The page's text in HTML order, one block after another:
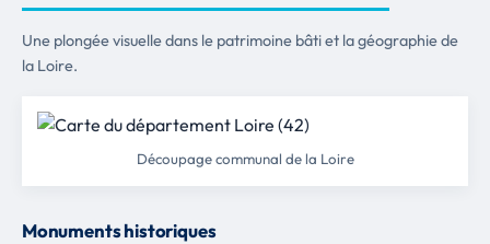
Une plongée visuelle dans le patrimoine bâti et la géographie de
la Loire.
Découpage communal de la Loire
Monuments historiques